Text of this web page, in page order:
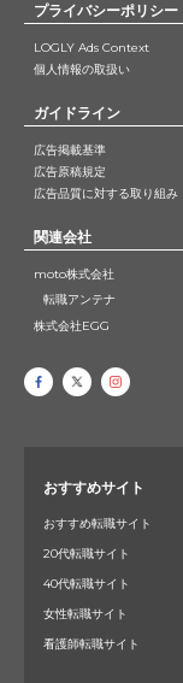
プライバシーポリシー
LOGLY Ads Context
個人情報の取扱い
ガイドライン
広告掲載基準
広告原稿規定
広告品質に対する取り組み
関連会社
moto株式会社
転職アンテナ
株式会社EGG
おすすめサイト
おすすめ転職サイト
20代転職サイト
40代転職サイト
女性転職サイト
看護師転職サイト